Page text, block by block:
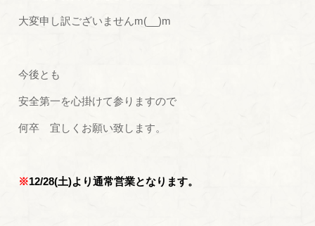
大変申し訳ございませんm(__)m
今後とも
安全第一を心掛けて参りますので
何卒 宜しくお願い致します。
※12/28(土)より通常営業となります。